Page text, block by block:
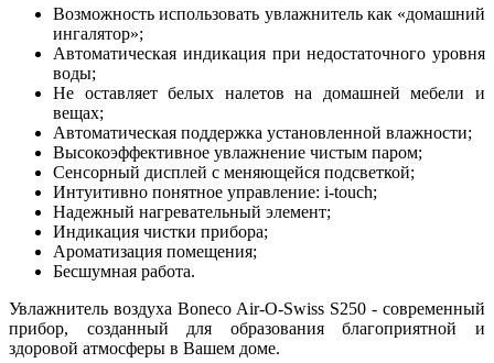
Возможность использовать увлажнитель как «домашний
ингалятор»;
Автоматическая индикация при недостаточного уровня
воды;
Не оставляет белых налетов на домашней мебели и
вещах;
Автоматическая поддержка установленной влажности;
Высокоэффективное увлажнение чистым паром;
Сенсорный дисплей с меняющейся подсветкой;
Интуитивно понятное управление: i-touch;
Надежный нагревательный элемент;
Индикация чистки прибора;
Ароматизация помещения;
Бесшумная работа.
Увлажнитель воздуха Boneco Air-O-Swiss S250 - современный
прибор, созданный для образования благоприятной и
здоровой атмосферы в Вашем доме.